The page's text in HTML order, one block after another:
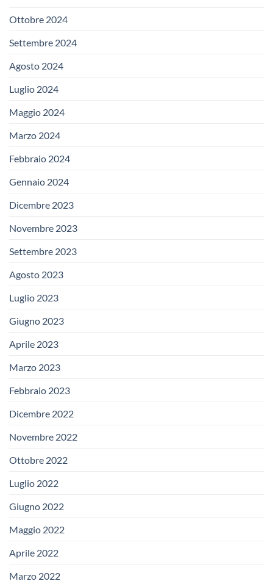
Ottobre 2024
Settembre 2024
Agosto 2024
Luglio 2024
Maggio 2024
Marzo 2024
Febbraio 2024
Gennaio 2024
Dicembre 2023
Novembre 2023
Settembre 2023
Agosto 2023
Luglio 2023
Giugno 2023
Aprile 2023
Marzo 2023
Febbraio 2023
Dicembre 2022
Novembre 2022
Ottobre 2022
Luglio 2022
Giugno 2022
Maggio 2022
Aprile 2022
Marzo 2022